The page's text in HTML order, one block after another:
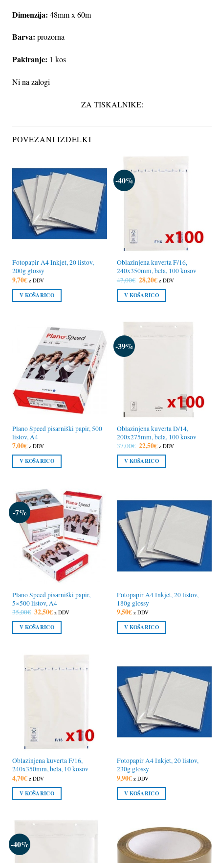
Dimenzija: 48mm x 60m
Barva: prozorna
Pakiranje: 1 kos
Ni na zalogi
ZA TISKALNIKE:
POVEZANI IZDELKI
Fotopapir A4 Inkjet, 20 listov,
200g glossy
9,70€ z DDV
V KOŠARICO
-40%
Oblazinjena kuverta F/16,
240x350mm, bela, 100 kosov
47,00€ Izvirna
cena
je
bila:
47,00€.
28,20€Trenutna
cena
je:
28,20€.
z DDV
V KOŠARICO
Plano Speed pisarniški papir, 500
listov, A4
7,00€ z DDV
V KOŠARICO
-39%
Oblazinjena kuverta D/14,
200x275mm, bela, 100 kosov
37,00€ Izvirna
cena
je
bila:
22,50€Trenutna
je:
22,50€.
z DDV
V KOŠARICO
-7%
Plano Speed pisarniški papir,
5×500 listov, A4
35,00€ Izvirna
cena
je
bila:
35,00€.
32,50€Trenutna
cena
je:
32,50€.
z DDV
V KOŠARICO
Fotopapir A4 Inkjet, 20 listov,
180g glossy
9,50€ z DDV
V KOŠARICO
Oblazinjena kuverta F/16,
240x350mm, bela, 10 kosov
4,70€ z DDV
V KOŠARICO
Fotopapir A4 Inkjet, 20 listov,
230g glossy
9,90€ z DDV
V KOŠARICO
-40%